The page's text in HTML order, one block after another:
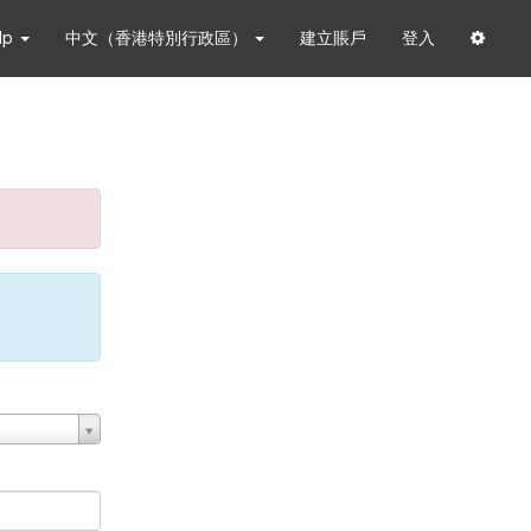
中文（香港特別行政區） 建立賬戶 登入